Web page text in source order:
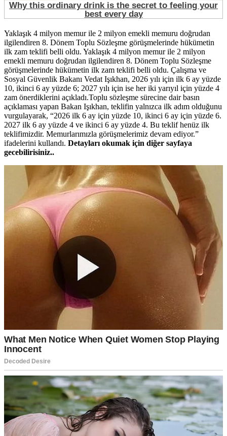
Yaklaşık 4 milyon memur ile 2 milyon emekli memuru doğrudan
ilgilendiren 8. Dönem Toplu Sözleşme görüşmelerinde hükümetin
ilk zam teklifi belli oldu. Yaklaşık 4 milyon memur ile 2 milyon
emekli memuru doğrudan ilgilendiren 8. Dönem Toplu Sözleşme
görüşmelerinde hükümetin ilk zam teklifi belli oldu. Çalışma ve
Sosyal Güvenlik Bakanı Vedat Işıkhan, 2026 yılı için ilk 6 ay yüzde
10, ikinci 6 ay yüzde 6; 2027 yılı için ise her iki yarıyıl için yüzde 4
zam önerdiklerini açıkladı.Toplu sözleşme sürecine dair basın
açıklaması yapan Bakan Işıkhan, teklifin yalnızca ilk adım olduğunu
vurgulayarak, “2026 ilk 6 ay için yüzde 10, ikinci 6 ay için yüzde 6.
2027 ilk 6 ay yüzde 4 ve ikinci 6 ay yüzde 4. Bu teklif henüz ilk
teklifimizdir. Memurlarımızla görüşmelerimiz devam ediyor.”
ifadelerini kullandı. Detayları okumak için diğer sayfaya
gecebilirisiniz..